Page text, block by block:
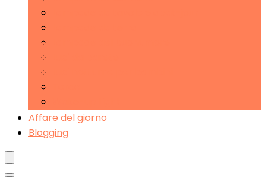
Affare del giorno
Blogging